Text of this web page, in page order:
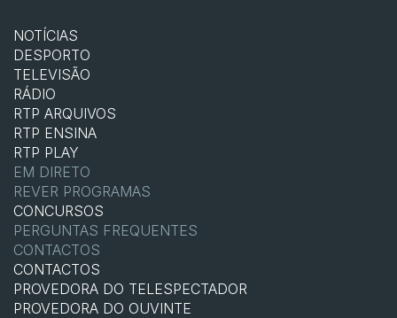
NOTÍCIAS
DESPORTO
TELEVISÃO
RÁDIO
RTP ARQUIVOS
RTP ENSINA
RTP PLAY
EM DIRETO
REVER PROGRAMAS
CONCURSOS
PERGUNTAS FREQUENTES
CONTACTOS
CONTACTOS
PROVEDORA DO TELESPECTADOR
PROVEDORA DO OUVINTE